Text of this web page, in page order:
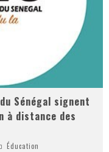
Sénégal signent
à distance des
Éducation